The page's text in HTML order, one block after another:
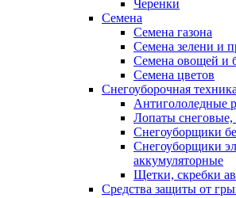
Черенки
Семена
Семена газона
Семена зелени и
Семена овощей и
Семена цветов
Снегоуборочная
Антигололедные
Лопаты снеговые,
Снегоуборщики
Снегоуборщики
аккумуляторные
Щетки, скребки
Средства защиты от